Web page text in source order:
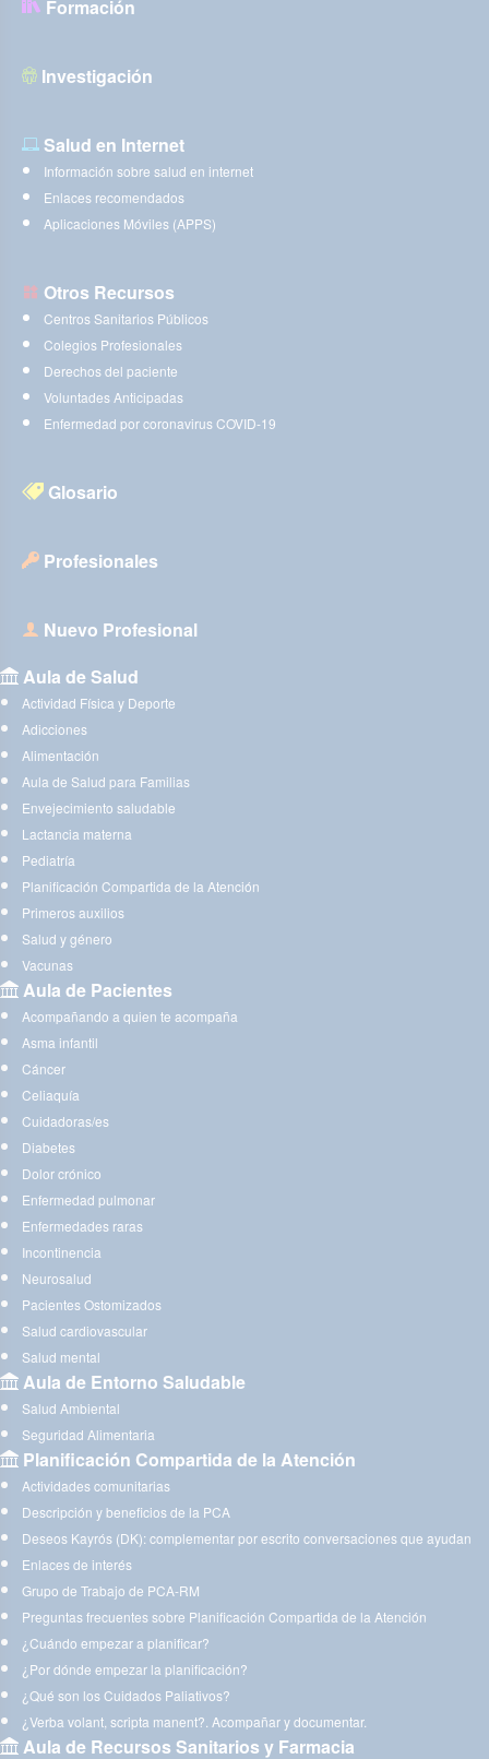
Formación
Investigación
Salud en Internet
Información sobre salud en internet
Enlaces recomendados
Aplicaciones Móviles (APPS)
Otros Recursos
Centros Sanitarios Públicos
Colegios Profesionales
Derechos del paciente
Voluntades Anticipadas
Enfermedad por coronavirus COVID-19
Glosario
Profesionales
Nuevo Profesional
Aula de Salud
Actividad Física y Deporte
Adicciones
Alimentación
Aula de Salud para Familias
Envejecimiento saludable
Lactancia materna
Pediatría
Planificación Compartida de la Atención
Primeros auxilios
Salud y género
Vacunas
Aula de Pacientes
Acompañando a quien te acompaña
Asma infantil
Cáncer
Celiaquía
Cuidadoras/es
Diabetes
Dolor crónico
Enfermedad pulmonar
Enfermedades raras
Incontinencia
Neurosalud
Pacientes Ostomizados
Salud cardiovascular
Salud mental
Aula de Entorno Saludable
Salud Ambiental
Seguridad Alimentaria
Planificación Compartida de la Atención
Actividades comunitarias
Descripción y beneficios de la PCA
Deseos Kayrós (DK): complementar por escrito conversaciones que ayudan
Enlaces de interés
Grupo de Trabajo de PCA-RM
Preguntas frecuentes sobre Planificación Compartida de la Atención
¿Cuándo empezar a planificar?
¿Por dónde empezar la planificación?
¿Qué son los Cuidados Paliativos?
¿Verba volant, scripta manent?. Acompañar y documentar.
Aula de Recursos Sanitarios y Farmacia